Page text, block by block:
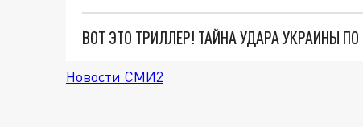
ВОТ ЭТО ТРИЛЛЕР! ТАЙНА УДАРА УКРАИНЫ
Новости СМИ2